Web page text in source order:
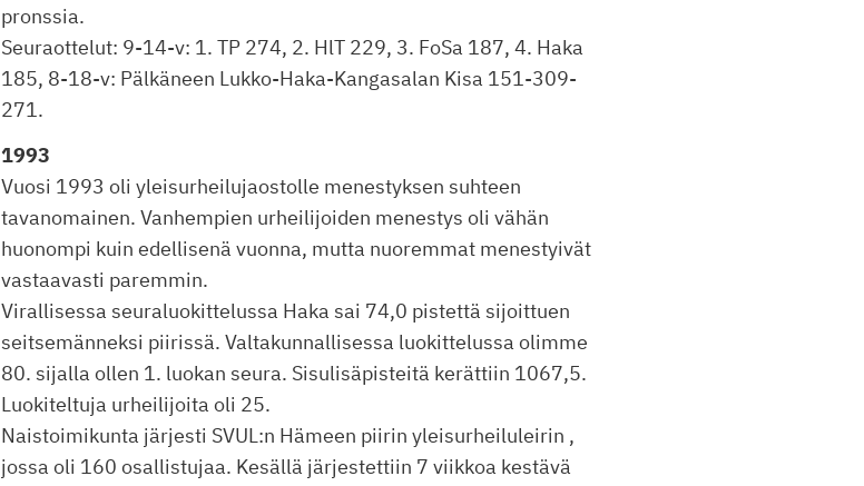
pronssia.
Seuraottelut: 9-14-v: 1. TP 274, 2. HlT 229, 3. FoSa 187, 4. Haka
185, 8-18-v: Pälkäneen Lukko-Haka-Kangasalan Kisa 151-309-
271.
1993
Vuosi 1993 oli yleisurheilujaostolle menestyksen suhteen
tavanomainen. Vanhempien urheilijoiden menestys oli vähän
huonompi kuin edellisenä vuonna, mutta nuoremmat menestyivät
vastaavasti paremmin.
Virallisessa seuraluokittelussa Haka sai 74,0 pistettä sijoittuen
seitsemänneksi piirissä. Valtakunnallisessa luokittelussa olimme
80. sijalla ollen 1. luokan seura. Sisulisäpisteitä kerättiin 1067,5.
Luokiteltuja urheilijoita oli 25.
Naistoimikunta järjesti SVUL:n Hämeen piirin yleisurheiluleirin ,
jossa oli 160 osallistujaa. Kesällä järjestettiin 7 viikkoa kestävä